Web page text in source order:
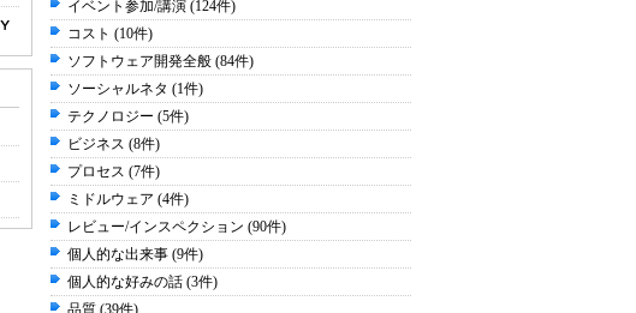
イベント参加/講演 (124件)
コスト (10件)
ソフトウェア開発全般 (84件)
ソーシャルネタ (1件)
テクノロジー (5件)
ビジネス (8件)
プロセス (7件)
ミドルウェア (4件)
レビュー/インスペクション (90件)
個人的な出来事 (9件)
個人的な好みの話 (3件)
品質 (39件)